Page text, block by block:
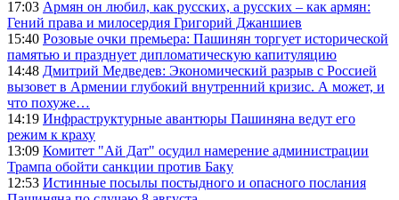
17:03 Армян он любил, как русских, а русских – как армян:
Гений права и милосердия Григорий Джаншиев
15:40 Розовые очки премьера: Пашинян торгует исторической
памятью и празднует дипломатическую капитуляцию
14:48 Дмитрий Медведев: Экономический разрыв с Россией
вызовет в Армении глубокий внутренний кризис. А может, и
что похуже…
14:19 Инфраструктурные авантюры Пашиняна ведут его
режим к краху
13:09 Комитет "Ай Дат" осудил намерение администрации
Трампа обойти санкции против Баку
12:53 Истинные посылы постыдного и опасного послания